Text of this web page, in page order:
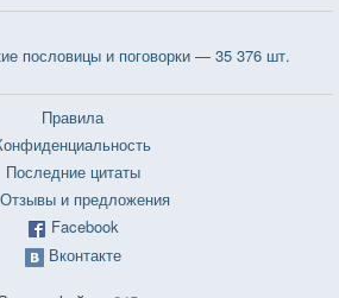
пословицы и поговорки — 35 376 шт.
Правила
Последние цитаты
Отзывы и предложения
Facebook
Вконтакте